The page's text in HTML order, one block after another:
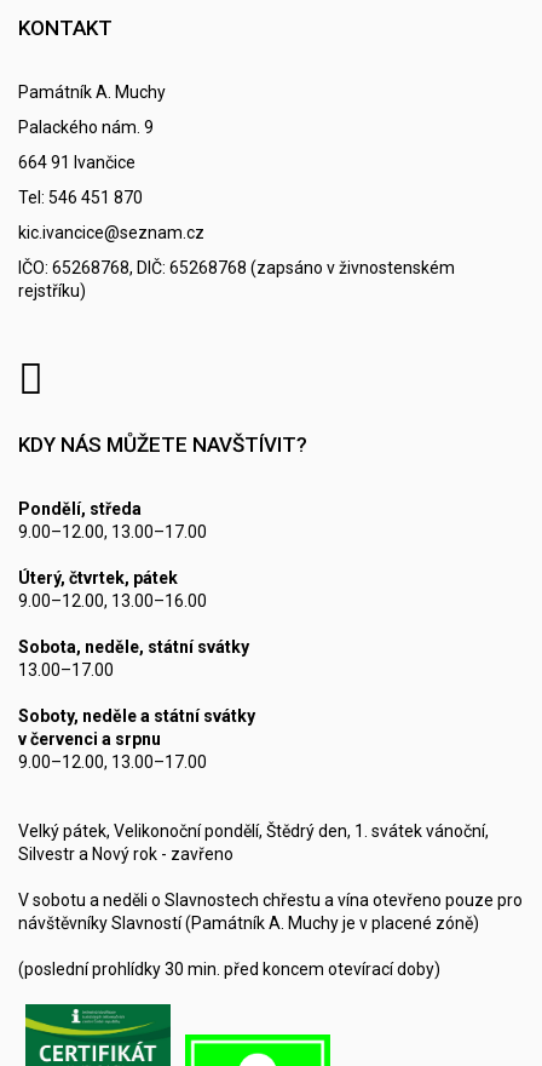
KONTAKT
Památník A. Muchy
Palackého nám. 9
664 91 Ivančice
Tel: 546 451 870
kic.ivancice@seznam.cz
IČO: 65268768, DIČ: 65268768 (zapsáno v živnostenském
rejstříku)
KDY NÁS MŮŽETE NAVŠTÍVIT?
Pondělí, středa
9.00–12.00, 13.00–17.00
Úterý, čtvrtek, pátek
9.00–12.00, 13.00–16.00
Sobota, neděle, státní svátky
13.00–17.00
Soboty, neděle a státní svátky
v červenci a srpnu
9.00–12.00, 13.00–17.00
Velký pátek, Velikonoční pondělí, Štědrý den, 1. svátek vánoční,
Silvestr a Nový rok - zavřeno
V sobotu a neděli o Slavnostech chřestu a vína otevřeno pouze pro
návštěvníky Slavností (Památník A. Muchy je v placené zóně)
(poslední prohlídky 30 min. před koncem otevírací doby)